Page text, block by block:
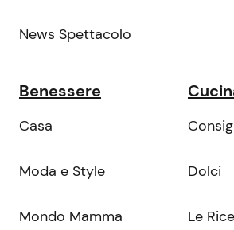
News Spettacolo
Benessere
Casa
Moda e Style
Mondo Mamma
Dolci
Le